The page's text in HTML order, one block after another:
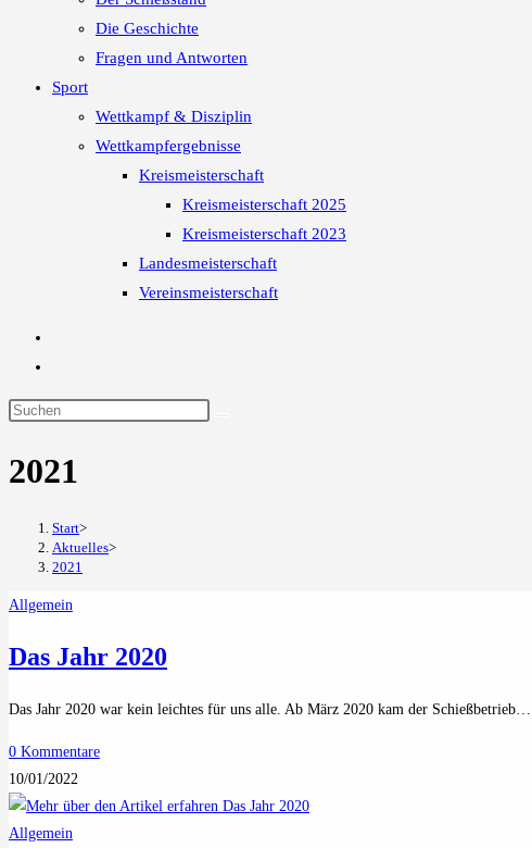
Die Geschichte
Fragen und Antworten
Sport
Wettkampf & Disziplin
Wettkampfergebnisse
Kreismeisterschaft
Kreismeisterschaft 2025
Kreismeisterschaft 2023
Landesmeisterschaft
Vereinsmeisterschaft
2021
Start>
Aktuelles>
2021
Allgemein
Das Jahr 2020
Das Jahr 2020 war kein leichtes für uns alle. Ab März 2020 kam der Schießbetrieb…
0 Kommentare
10/01/2022
Allgemein